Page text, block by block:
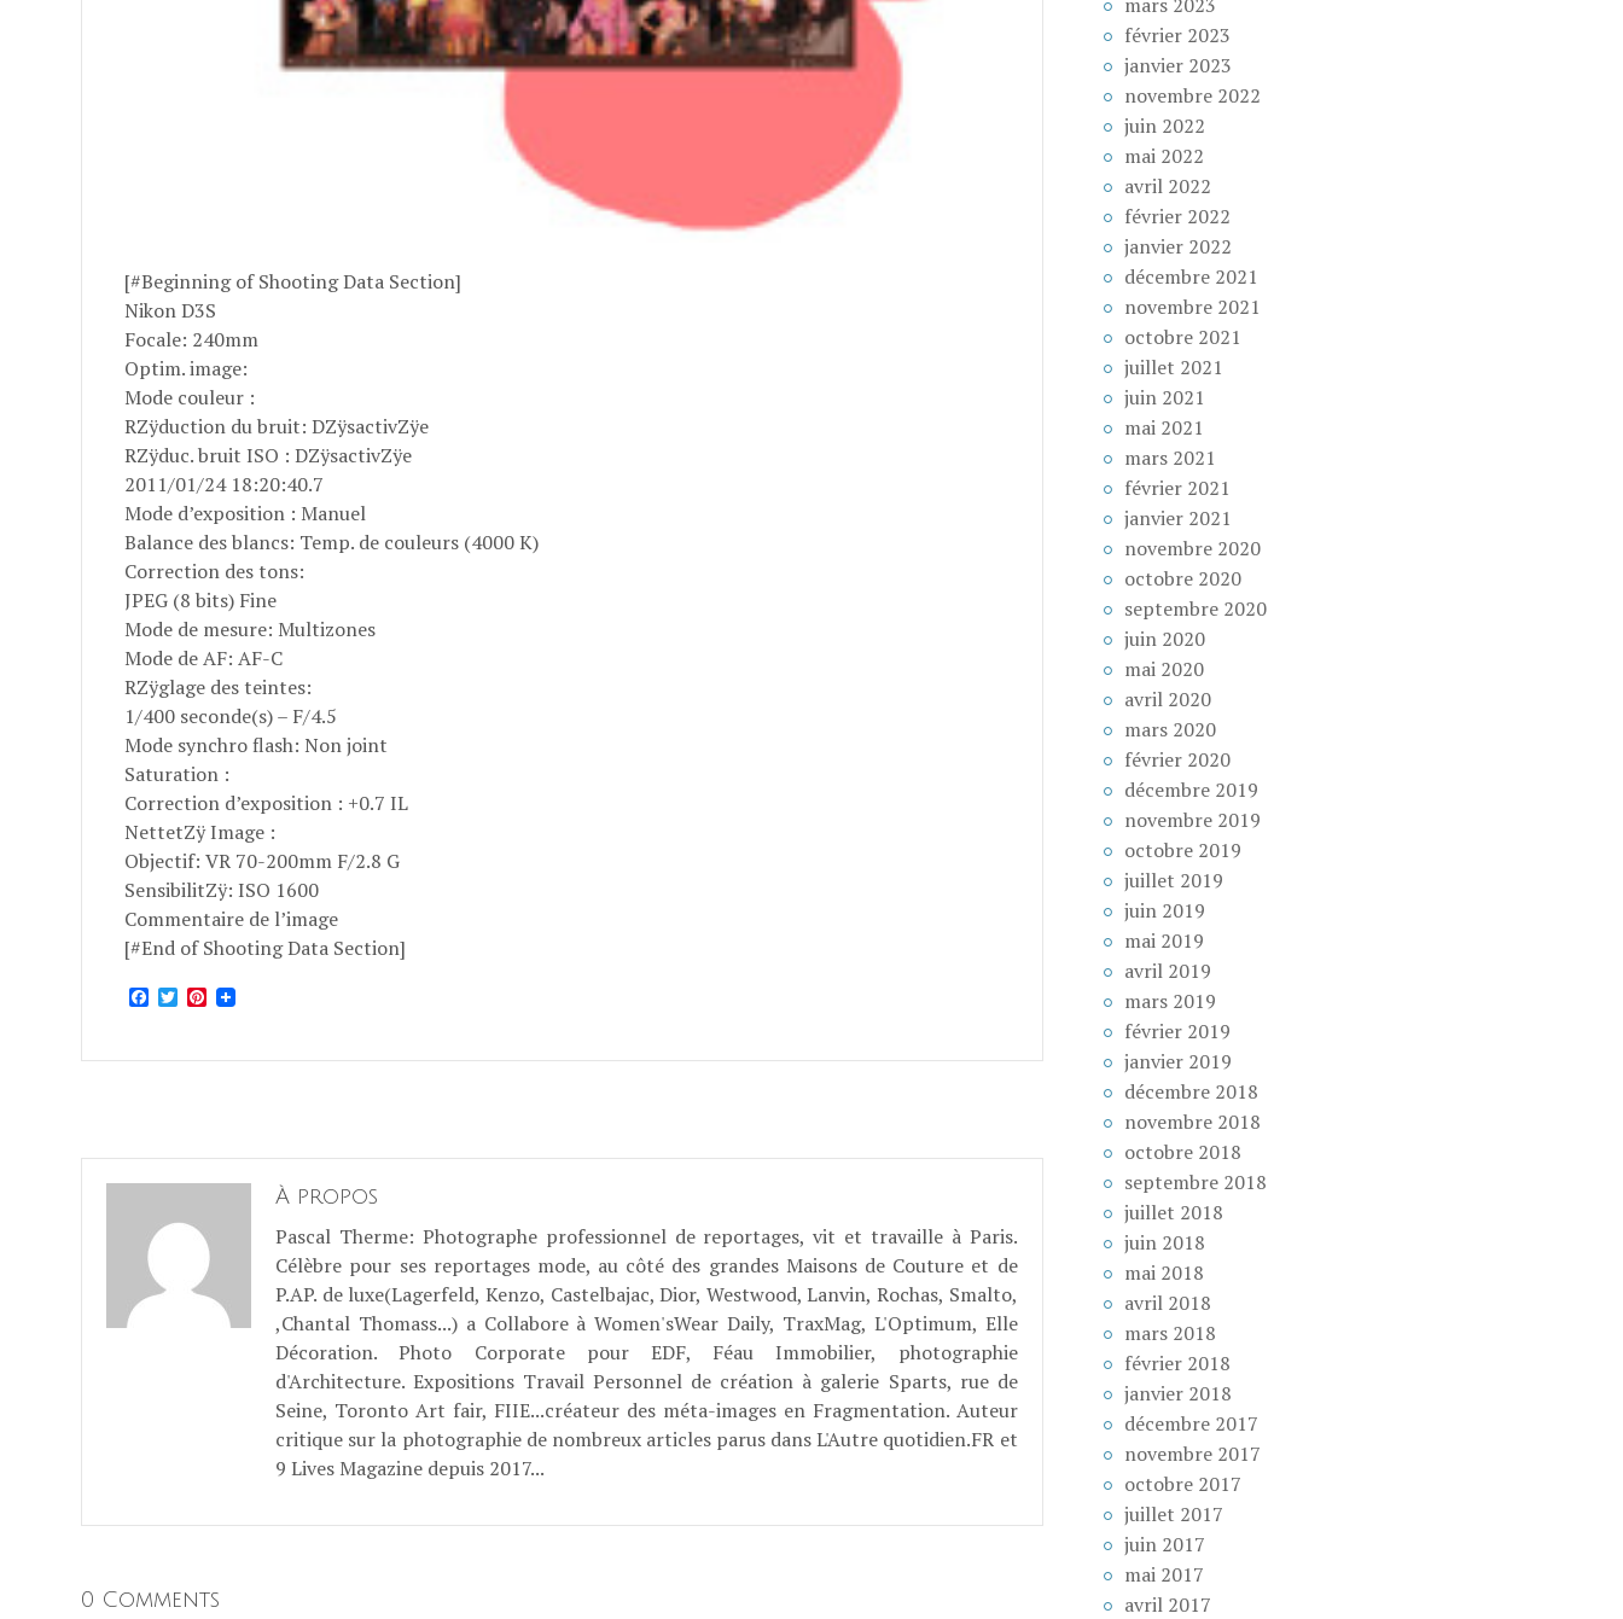
[#Beginning of Shooting Data Section]
Nikon D3S
Focale: 240mm
Optim. image:
Mode couleur :
RZÿduction du bruit: DZÿsactivZÿe
RZÿduc. bruit ISO : DZÿsactivZÿe
2011/01/24 18:20:40.7
Mode d’exposition : Manuel
Balance des blancs: Temp. de couleurs (4000 K)
Correction des tons:
JPEG (8 bits) Fine
Mode de mesure: Multizones
Mode de AF: AF-C
RZÿglage des teintes:
1/400 seconde(s) – F/4.5
Mode synchro flash: Non joint
Saturation :
Correction d’exposition : +0.7 IL
NettetZÿ Image :
Objectif: VR 70-200mm F/2.8 G
SensibilitZÿ: ISO 1600
Commentaire de l’image
[#End of Shooting Data Section]
Facebook
TwitterPinterest
À propos
Pascal Therme: Photographe professionnel de reportages, vit et travaille à Paris.
Célèbre pour ses reportages mode, au côté des grandes Maisons de Couture et de
P.AP. de luxe(Lagerfeld, Kenzo, Castelbajac, Dior, Westwood, Lanvin, Rochas, Smalto,
,Chantal Thomass...) a Collabore à Women'sWear Daily, TraxMag, L'Optimum, Elle
Décoration. Photo Corporate pour EDF, Féau Immobilier, photographie
d'Architecture. Expositions Travail Personnel de création à galerie Sparts, rue de
Seine, Toronto Art fair, FIIE...créateur des méta-images en Fragmentation. Auteur
critique sur la photographie de nombreux articles parus dans L'Autre quotidien.FR et
9 Lives Magazine depuis 2017...
0 Comments
février 2023
janvier 2023
novembre 2022
juin 2022
mai 2022
avril 2022
février 2022
janvier 2022
décembre 2021
novembre 2021
octobre 2021
juillet 2021
juin 2021
mai 2021
mars 2021
février 2021
janvier 2021
novembre 2020
octobre 2020
septembre 2020
juin 2020
mai 2020
avril 2020
mars 2020
février 2020
décembre 2019
novembre 2019
octobre 2019
juillet 2019
juin 2019
mai 2019
avril 2019
mars 2019
février 2019
janvier 2019
décembre 2018
novembre 2018
octobre 2018
septembre 2018
juillet 2018
juin 2018
mai 2018
avril 2018
mars 2018
février 2018
janvier 2018
décembre 2017
novembre 2017
octobre 2017
juillet 2017
juin 2017
mai 2017
avril 2017